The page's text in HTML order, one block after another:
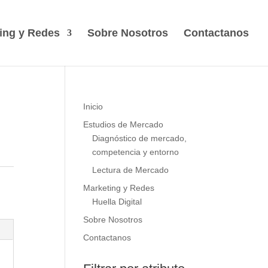
y Redes Sobre Nosotros Contactanos
Inicio
Estudios de Mercado
Diagnóstico de mercado,
competencia y entorno
Lectura de Mercado
Marketing y Redes
Huella Digital
Sobre Nosotros
Contactanos